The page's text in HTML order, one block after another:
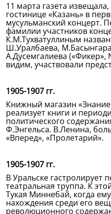
11 марта газета
гостинице «Казань» в
мусульманский концерт.
фамилии участников
К.М.Тухватуллиным
Ш.Уралбаева,
А.Дусемгалиева («Фикер»,
видим, участвовали
1905-1907 гг.
Книжный магазин «Знание
реализует книги и
политического
Ф.Энгельса. В.Ленина,
«Вперед», «Пролетарий».
1905-1907 гг.
В Уральске гастролирует
театральная труппа. К
Тукая Миннебай, когда
нахождения среди его
революционного